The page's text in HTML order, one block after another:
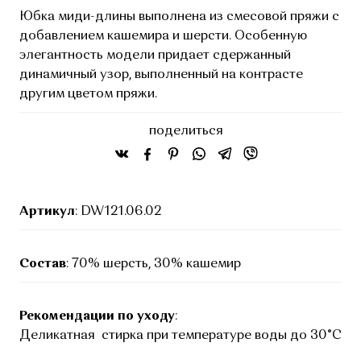
Юбка миди-длины выполнена из смесовой пряжи с
добавлением кашемира и шерсти. Особенную
элегантность модели придает сдержанный
динамичный узор, выполненный на контрасте
другим цветом пряжи.
поделиться
Артикул: DW121.06.02
Состав: 70% шерсть, 30% кашемир
Рекомендации по уходу:
Деликатная стирка при температуре воды до 30°C